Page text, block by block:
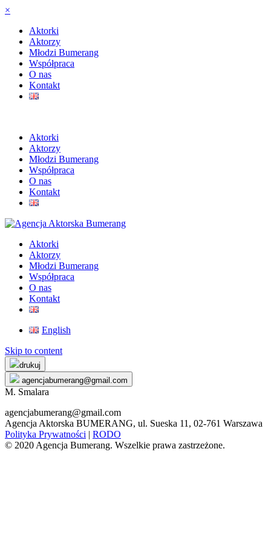
×
Aktorki
Aktorzy
Młodzi Bumerang
Współpraca
O nas
Kontakt
Aktorki
Aktorzy
Młodzi Bumerang
Współpraca
O nas
Kontakt
Aktorki
Aktorzy
Młodzi Bumerang
Współpraca
O nas
Kontakt
English
Skip to content
drukuj
agencjabumerang@gmail.com
M. Smalara
agencjabumerang@gmail.com
Agencja Aktorska BUMERANG, ul. Sueska 11, 02-761 Warszawa
Polityka Prywatności | RODO
© 2020 Agencja Bumerang. Wszelkie prawa zastrzeżone.